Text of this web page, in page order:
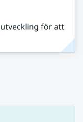
för att